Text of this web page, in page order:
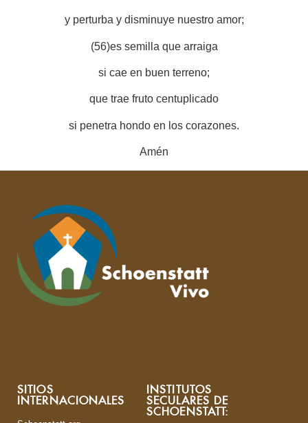
y perturba y disminuye nuestro amor;
(56)es semilla que arraiga
si cae en buen terreno;
que trae fruto centuplicado
si penetra hondo en los corazones.
Amén
SITIOS
INTERNACIONALES
INSTITUTOS
SECULARES DE
SCHOENSTATT: